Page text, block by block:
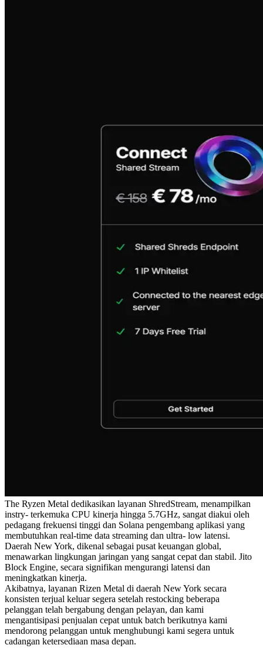
The Ryzen Metal dedikasikan layanan ShredStream, menampilkan
instry- terkemuka CPU kinerja hingga 5.7GHz, sangat diakui oleh
pedagang frekuensi tinggi dan Solana pengembang aplikasi yang
membutuhkan real-time data streaming dan ultra- low latensi.
Daerah New York, dikenal sebagai pusat keuangan global,
menawarkan lingkungan jaringan yang sangat cepat dan stabil. Jito
Block Engine, secara signifikan mengurangi latensi dan
meningkatkan kinerja.
Akibatnya, layanan Rizen Metal di daerah New York secara
konsisten terjual keluar segera setelah restocking beberapa
pelanggan telah bergabung dengan pelayan, dan kami
mengantisipasi penjualan cepat untuk batch berikutnya kami
mendorong pelanggan untuk menghubungi kami segera untuk
cadangan ketersediaan masa depan.